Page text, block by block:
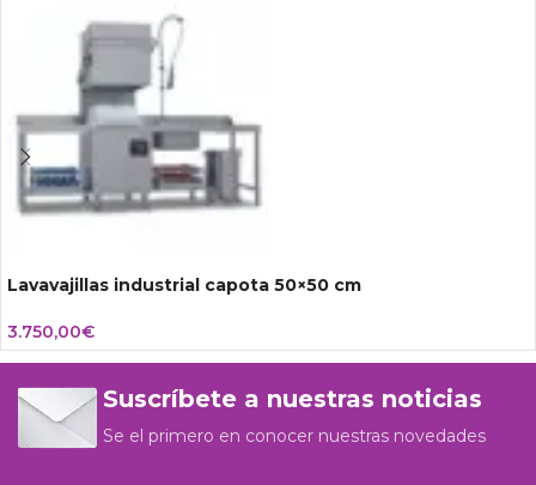
Lavavajillas industrial capota 50×50 cm
3.750,00€
Suscríbete a nuestras noticias
Se el primero en conocer nuestras novedades